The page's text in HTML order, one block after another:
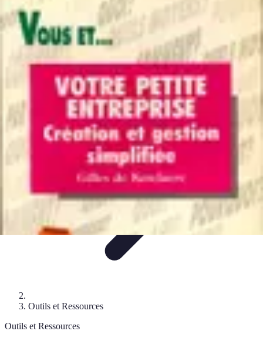
Code Simplifié
Développement Logiciel
Écriture de Code
OptimisationAmélioration du Code
Code Simplifié
Outils et Ressources
Outils et Ressources